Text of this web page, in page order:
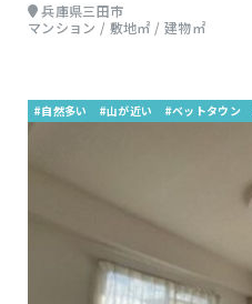
兵庫県三田市
マンション / 敷地㎡ / 建物㎡
#自然多い #山が近い #ベットタウン